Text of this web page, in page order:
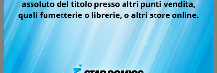
Tra moine e struggenti miagolii nella speranza di
ottenere del cibo, la quotidianità di Michael appare
semplice e spensierata, ma non è sempre così. Gli può
infatti capitare di cadere da un balcone al sesto piano,
di essere attaccato da Godzilla o persino di dover
combattere contro dei mostri! È una vita davvero